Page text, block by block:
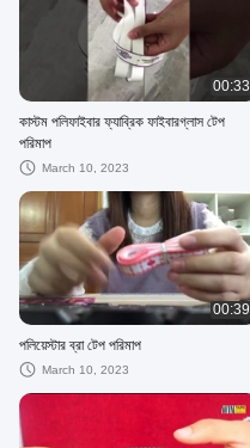
00:33
কাস্টম পলিফাইবার ফ্যাব্রিক ফাইবারগ্লাস টেপ
পরিমাপ
March 10, 2023
00:39
পলিয়েস্টার ব্রা টেপ পরিমাপ
March 10, 2023